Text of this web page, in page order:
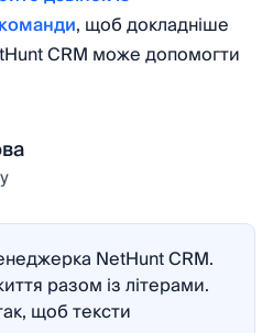
, щоб докладніше
CRM може допомогти
NetHunt CRM.
разом із літерами.
щоб тексти